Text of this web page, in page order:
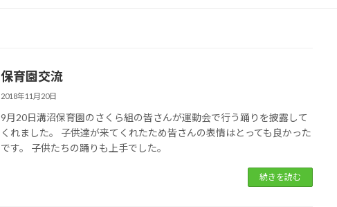
保育園交流
2018年11月20日
9月20日溝沼保育園のさくら組の皆さんが運動会で行う踊りを披露して
くれました。 子供達が来てくれたため皆さんの表情はとっても良かった
です。 子供たちの踊りも上手でした。
続きを読む